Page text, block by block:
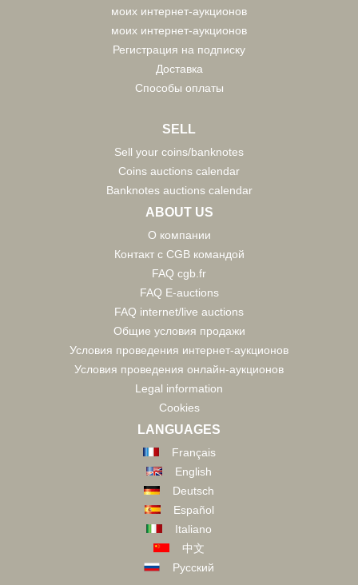
моих интернет-аукционов
моих интернет-аукционов
Регистрация на подписку
Доставка
Способы оплаты
SELL
Sell your coins/banknotes
Coins auctions calendar
Banknotes auctions calendar
ABOUT US
О компании
Контакт с CGB командой
FAQ cgb.fr
FAQ E-auctions
FAQ internet/live auctions
Общие условия продажи
Условия проведения интернет-аукционов
Условия проведения онлайн-аукционов
Legal information
Cookies
LANGUAGES
Français
English
Deutsch
Español
Italiano
中文
Русский